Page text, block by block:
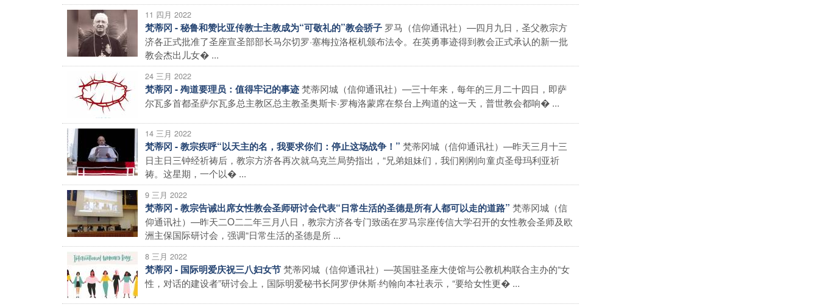
11 四月 2022
梵蒂冈 - 秘鲁和赞比亚传教士主教成为“可敬礼的”教会骄子 罗马（信仰通讯社）—四月九日，圣父教宗方
济各正式批准了圣座宣圣部部长马尔切罗·塞梅拉洛枢机颁布法令。在英勇事迹得到教会正式承认的新一批
教会杰出儿女� ...
24 三月 2022
梵蒂冈 - 殉道要理员：值得牢记的事迹梵蒂冈城（信仰通讯社）—三十年来，每年的三月二十四日，即萨
尔瓦多首都圣萨尔瓦多总主教区总主教圣奥斯卡·罗梅洛蒙席在祭台上殉道的这一天，普世教会都响� ...
14 三月 2022
梵蒂冈 - 教宗疾呼“以天主的名，我要求你们：停止这场战争！” 梵蒂冈城（信仰通讯社）—昨天三月十三
日主日三钟经祈祷后，教宗方济各再次就乌克兰局势指出，“兄弟姐妹们，我们刚刚向童贞圣母玛利亚祈
祷。这星期，一个以� ...
9 三月 2022
梵蒂冈 - 教宗告诫出席女性教会圣师研讨会代表“日常生活的圣德是所有人都可以走的道路” 梵蒂冈城（信
仰通讯社）—昨天二O二二年三月八日，教宗方济各专门致函在罗马宗座传信大学召开的女性教会圣师及欧
洲主保国际研讨会，强调“日常生活的圣德是所 ...
8 三月 2022
梵蒂冈 - 国际明爱庆祝三八妇女节梵蒂冈城（信仰通讯社）—英国驻圣座大使馆与公教机构联合主办的“女
性，对话的建设者”研讨会上，国际明爱秘书长阿罗伊休斯·约翰向本社表示，“要给女性更� ...